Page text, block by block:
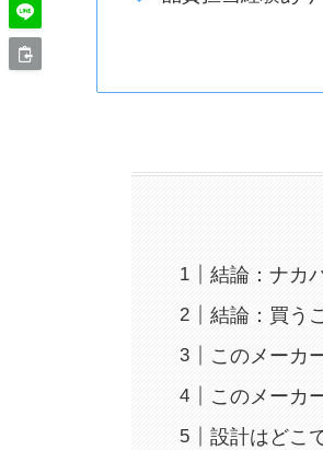
結論：ナカ
結論：買う
このメーカ
このメーカ
設計はどこ